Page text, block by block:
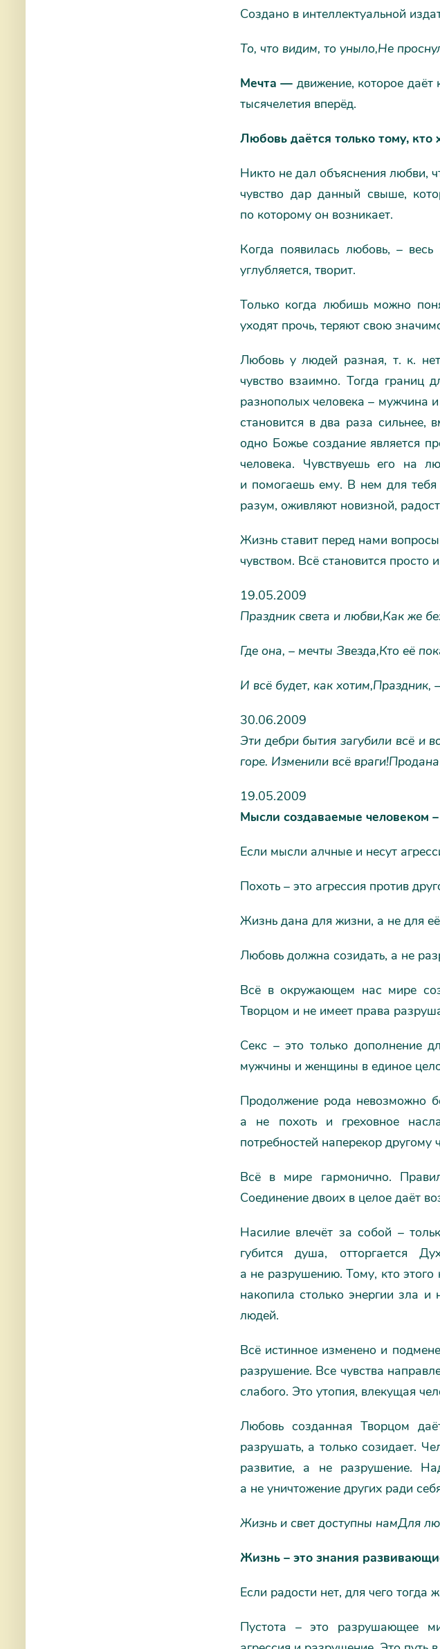
Создано в интеллектуальной
То, что видим, то уныло,Не
Мечта — движение, которое
тысячелетия вперёд.
Любовь даётся только тому, кто
Никто не дал объяснения любви,
чувство дар данный свыше,
по которому он возникает.
Когда появилась любовь, –
углубляется, творит.
Только когда любишь можно
уходят прочь, теряют свою
Любовь у людей разная, т. к.
чувство взаимно. Тогда границ
разнополых человека – мужчина
становится в два раза сильнее,
одно Божье создание является
человека. Чувствуешь его на
и помогаешь ему. В нем для тебя
разум, оживляют новизной,
Жизнь ставит перед нами
чувством. Всё становится просто
19.05.2009
Праздник света и любви,Как же
Где она, – мечты Звезда,Кто её
И всё будет, как хотим,Праздник,
30.06.2009
Эти дебри бытия загубили всё и
горе. Изменили всё враги!
19.05.2009
Мысли создаваемые человеком
Если мысли алчные и несут
Похоть – это агрессия против
Жизнь дана для жизни, а не для
Любовь должна созидать, а не
Всё в окружающем нас мире
Творцом и не имеет права
Секс – это только дополнение
мужчины и женщины в единое
Продолжение рода невозможно
а не похоть и греховное
потребностей наперекор другому
Всё в мире гармонично.
Соединение двоих в целое даёт
Насилие влечёт за собой –
губится душа, отторгается
а не разрушению. Тому, кто
накопила столько энергии зла
людей.
Всё истинное изменено и
разрушение. Все чувства
слабого. Это утопия, влекущая
Любовь созданная Творцом
разрушать, а только созидает.
развитие, а не разрушение.
а не уничтожение других ради
Жизнь и свет доступны намДля
Жизнь – это знания
Если радости нет, для чего тогда
Пустота – это разрушающее